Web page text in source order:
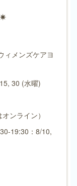
ィメンズケアヨ
30 (水曜)
オンライン）
19:30：8/10,